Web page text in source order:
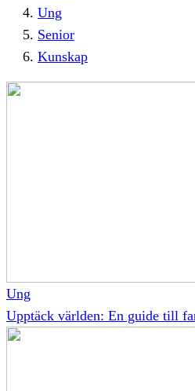
Ung
Senior
Kunskap
Ung
Upptäck världen: En guide till